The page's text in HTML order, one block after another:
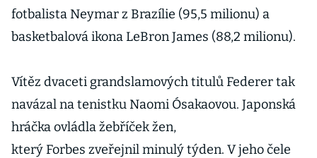
fotbalista Neymar z Brazílie (95,5 milionu) a
basketbalová ikona LeBron James (88,2 milionu).
Vítěz dvaceti grandslamových titulů Federer tak
navázal na tenistku Naomi Ósakaovou. Japonská
hráčka ovládla žebříček žen,
který Forbes zveřejnil minulý týden. V jeho čele